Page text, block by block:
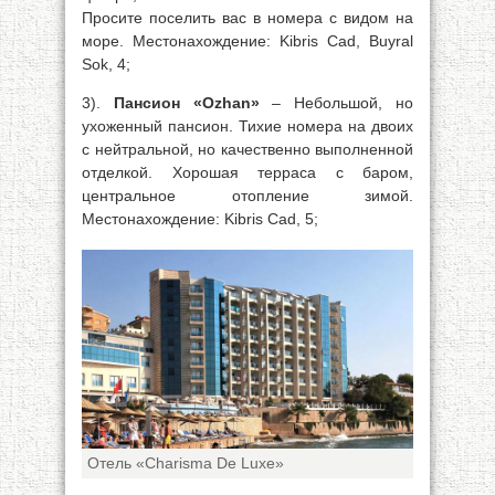
Просите поселить вас в номера с видом на
море. Местонахождение: Kibris Cad, Buyral
Sok, 4;
3). Пансион «Ozhan»– Небольшой, но
ухоженный пансион. Тихие номера на двоих
с нейтральной, но качественно выполненной
отделкой. Хорошая терраса с баром,
центральное отопление зимой.
Местонахождение: Kibris Cad, 5;
Отель «Charisma De Luxe»